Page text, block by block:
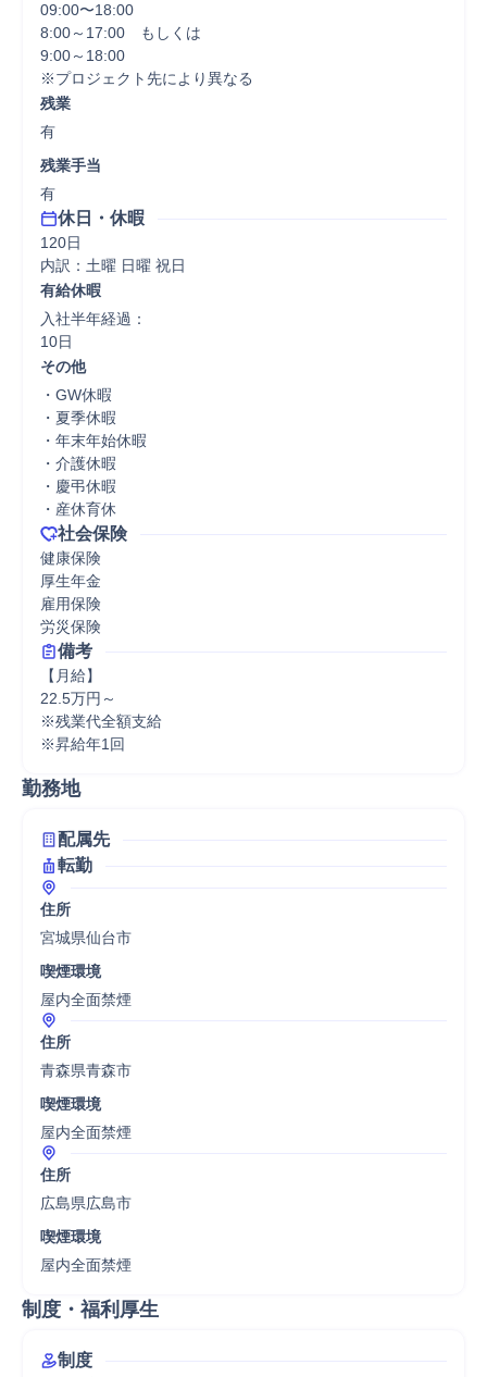
09:00〜18:00
8:00～17:00　もしくは
9:00～18:00
※プロジェクト先により異なる
残業
有
残業手当
有
休日・休暇
120日
内訳：土曜 日曜 祝日
有給休暇
入社半年経過：
10日
その他
・GW休暇
・夏季休暇
・年末年始休暇
・介護休暇
・慶弔休暇
・産休育休
社会保険
健康保険
厚生年金
雇用保険
労災保険
備考
【月給】
22.5万円～
※残業代全額支給
※昇給年1回
勤務地
配属先
転勤
住所
宮城県仙台市
喫煙環境
屋内全面禁煙
住所
青森県青森市
喫煙環境
屋内全面禁煙
住所
広島県広島市
喫煙環境
屋内全面禁煙
制度・福利厚生
制度